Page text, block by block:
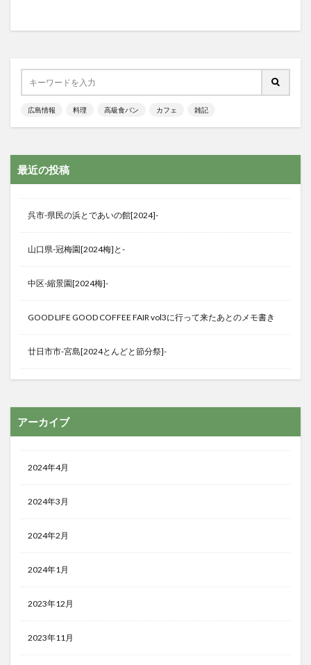
広島情報 料理 高級食パン カフェ 雑記
最近の投稿
呉市-県民の浜とであいの館[2024]-
山口県-冠梅園[2024梅]と-
中区-縮景園[2024梅]-
GOOD LIFE GOOD COFFEE FAIR vol3に行って来たあとのメモ書き
廿日市市-宮島[2024とんどと節分祭]-
アーカイブ
2024年4月
2024年3月
2024年2月
2024年1月
2023年12月
2023年11月